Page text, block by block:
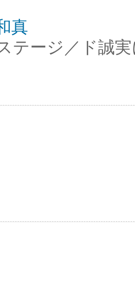
真
テージ／ド誠